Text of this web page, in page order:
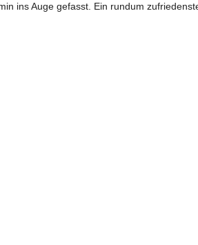
ins Auge gefasst. Ein rundum